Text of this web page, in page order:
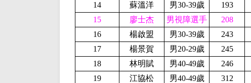
14
蘇溫洋 男30-39歲 193
15
廖士杰 男視障選手 208
16
楊啟盟 男30-39歲 243
17
楊景賀 男20-29歲 245
18
林明賦 男40-49歲 246
19
江協松 男40-49歲 312